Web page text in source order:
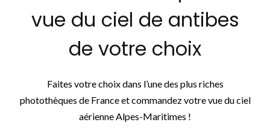
vue du ciel de antibes
de votre choix
Faites votre choix dans l’une des plus riches
photothèques de France et commandez votre vue du ciel
aérienne Alpes-Maritimes !